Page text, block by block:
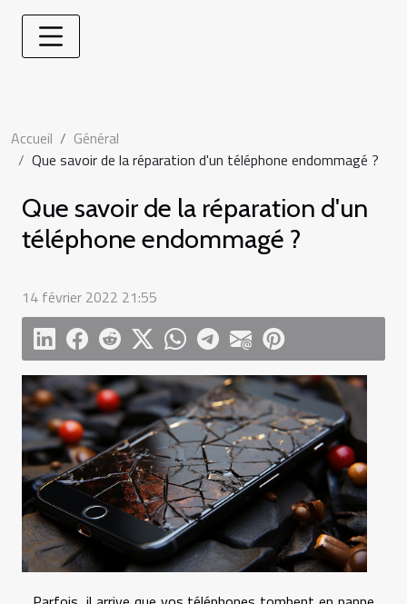
Accueil
Général
Que savoir de la réparation d'un téléphone endommagé ?
Que savoir de la réparation d'un
téléphone endommagé ?
14 février 2022 21:55